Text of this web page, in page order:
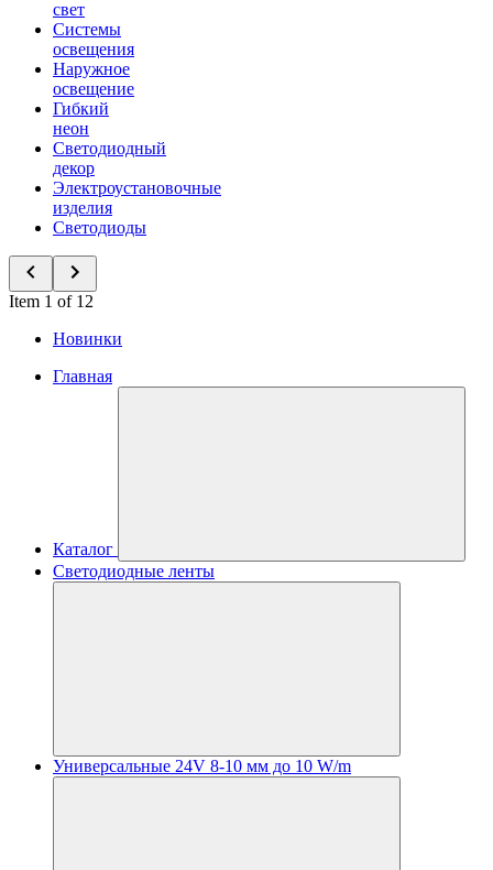
свет
Системы
освещения
Наружное
освещение
Гибкий
неон
Светодиодный
декор
Электроустановочные
изделия
Светодиоды
Item 1 of 12
Новинки
Главная
Каталог
Светодиодные ленты
Универсальные 24V 8-10 мм до 10 W/m